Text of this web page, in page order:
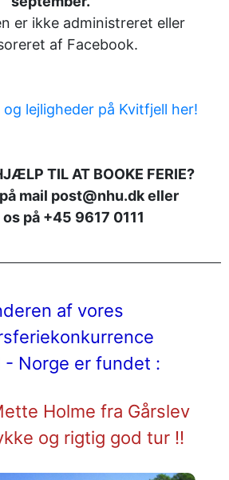
er ikke administreret eller
af Facebook.
lejligheder på Kvitfjell her!
TIL AT BOOKE FERIE?
mail post@nhu.dk eller
på +45 9617 0111
af vores
konkurrence
- Norge er fundet :
Holme fra Gårslev
og rigtig god tur !!